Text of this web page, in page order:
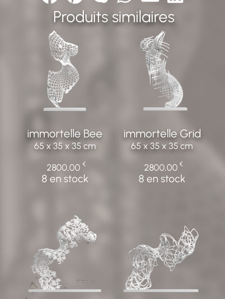
Produits similaires
immortelle Bee
65 x 35 x 35 cm
2800,00€
8 en stock
immortelle Grid
65 x 35 x 35 cm
2800,00€
8 en stock